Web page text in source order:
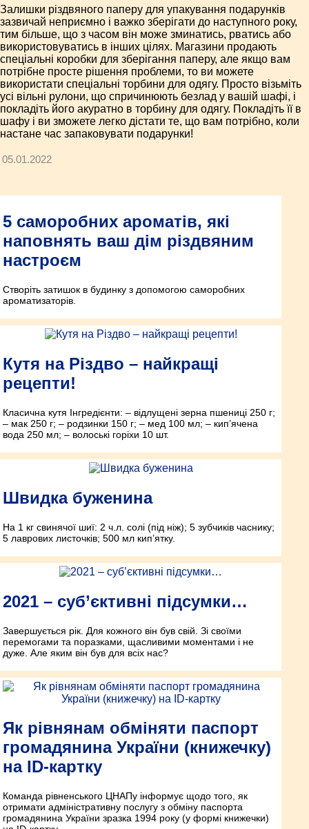
Залишки різдвяного паперу для упакування подарунків
зазвичай неприємно і важко зберігати до наступного року,
тим більше, що з часом він може зминатись, рватись або
використовуватись в інших цілях. Магазини продають
спеціальні коробки для зберігання паперу, але якщо вам
потрібне просте рішення проблеми, то ви можете
використати спеціальні торбини для одягу. Просто візьміть
усі вільні рулони, що спричинюють безлад у вашій шафі, і
покладіть його акуратно в торбину для одягу. Покладіть її в
шафу і ви зможете легко дістати те, що вам потрібно, коли
настане час запаковувати подарунки!
05.01.2022
5 саморобних ароматів, які
наповнять ваш дім різдвяним
настроєм
Створіть затишок в будинку з допомогою саморобних
ароматизаторів.
Кутя на Різдво – нaйкращі
рецепти!
Класична кутя Інгредієнти: – відлущені зерна пшениці 250 г;
– мак 250 г; – родзинки 150 г; – мед 100 мл; – кип’ячена
вода 250 мл; – волоські горіхи 10 шт.
Швидка буженина
На 1 кг свинячої шиї: 2 ч.л. солі (під ніж); 5 зубчиків часнику;
5 лаврових листочків; 500 мл кип’ятку.
2021 – суб’єктивні підсумки…
Завершується рік. Для кожного він був свій. Зі своїми
перемогами та поразками, щасливими моментами і не
дуже. Але яким він був для всіх нас?
Як рівнянам обміняти паспорт
громадянина України (книжечку)
на ID-картку
Команда рівненського ЦНАПу інформує щодо того, як
отримати адміністративну послугу з обміну паспорта
громадянина України зразка 1994 року (у формі книжечки)